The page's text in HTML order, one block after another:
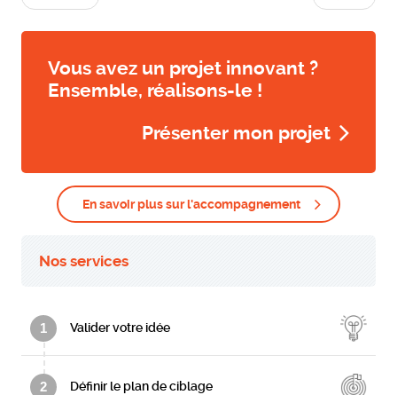
Vous avez un projet innovant ?
Ensemble, réalisons-le !
Présenter mon projet
En savoir plus sur l'accompagnement
Nos services
1 Valider votre idée
2 Définir le plan de ciblage